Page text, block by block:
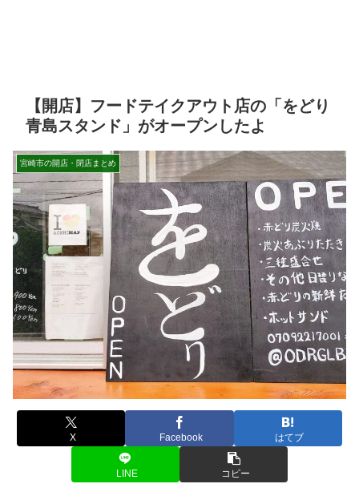
【開店】フードテイクアウト店の「をどり
青島スタンド」がオープンしたよ
宮崎市の開店・閉店まとめ
X Facebook はてブ
LINE コピー